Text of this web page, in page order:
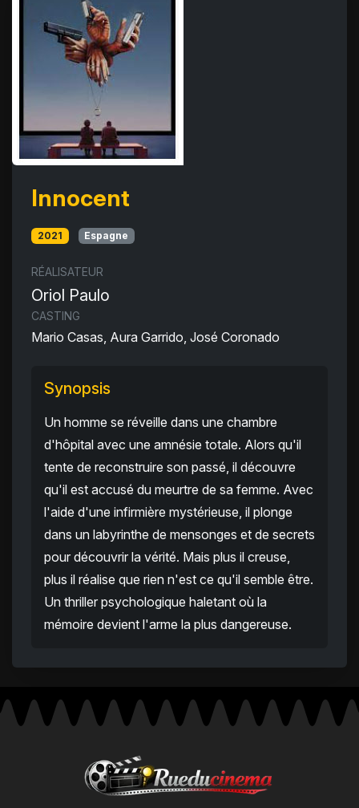
Innocent
2021 Espagne
RÉALISATEUR
Oriol Paulo
CASTING
Mario Casas, Aura Garrido, José Coronado
Synopsis
Un homme se réveille dans une chambre
d'hôpital avec une amnésie totale. Alors qu'il
tente de reconstruire son passé, il découvre
qu'il est accusé du meurtre de sa femme. Avec
l'aide d'une infirmière mystérieuse, il plonge
dans un labyrinthe de mensonges et de secrets
pour découvrir la vérité. Mais plus il creuse,
plus il réalise que rien n'est ce qu'il semble être.
Un thriller psychologique haletant où la
mémoire devient l'arme la plus dangereuse.